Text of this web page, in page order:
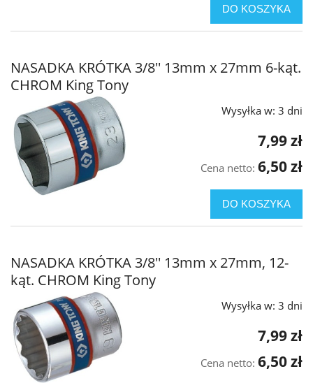
DO KOSZYKA
NASADKA KRÓTKA 3/8'' 13mm x 27mm 6-kąt.
CHROM King Tony
Wysyłka w: 3 dni
7,99 zł
Cena netto: 6,50 zł
DO KOSZYKA
NASADKA KRÓTKA 3/8'' 13mm x 27mm, 12-
kąt. CHROM King Tony
Wysyłka w: 3 dni
7,99 zł
Cena netto: 6,50 zł